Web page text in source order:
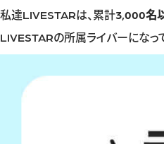
私達LIVESTARは、累計3,000名
LIVESTARの所属ライバーになっ